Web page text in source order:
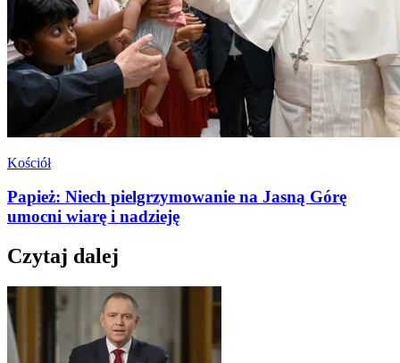
Kościół
Papież: Niech pielgrzymowanie na Jasną Górę
umocni wiarę i nadzieję
Czytaj dalej